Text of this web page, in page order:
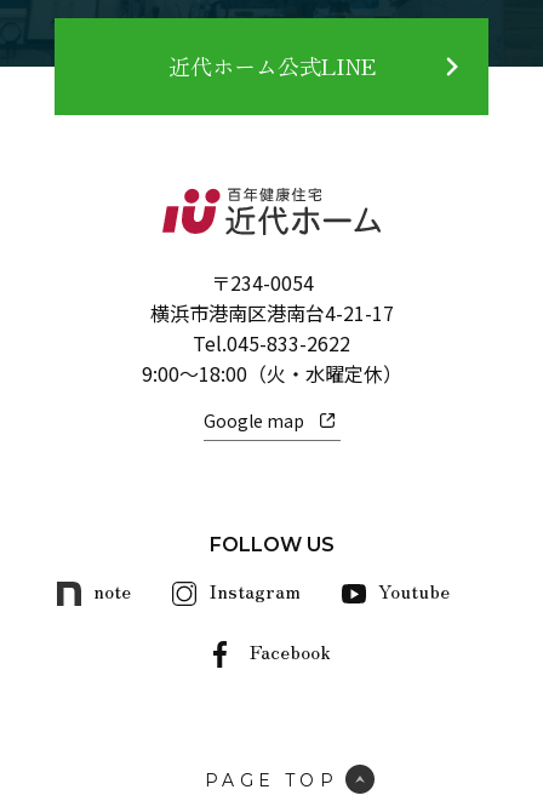
近代ホーム公式LINE
〒234-0054
横浜市港南区港南台4-21-17
Tel.045-833-2622
9:00～18:00（火・水曜定休）
Google map
FOLLOW US
note Instagram Youtube
Facebook
PAGE TOP